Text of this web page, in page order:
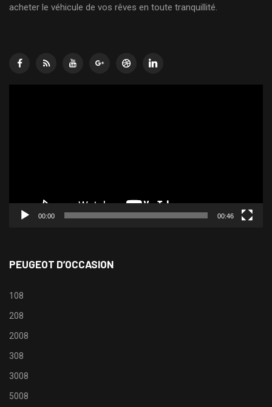
acheter le véhicule de vos rêves en toute tranquillité.
00:00 00:46
PEUGEOT D’OCCASION
108
208
2008
308
3008
5008